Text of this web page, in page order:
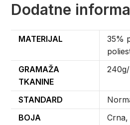
Dodatne
MATERIJAL
35%
GRAMAŽA
TKANINE
STANDARD
BOJA
Crna,